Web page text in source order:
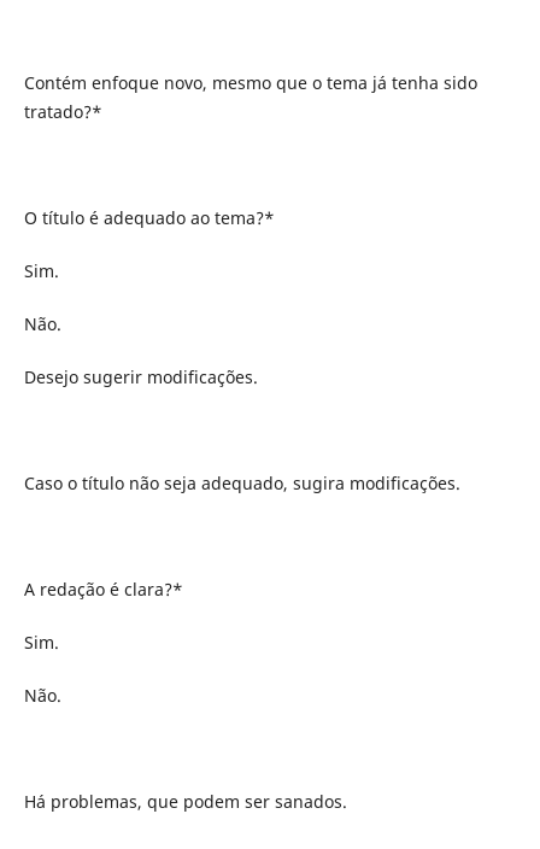
Contém enfoque novo, mesmo que o tema já tenha sido
tratado?*
O título é adequado ao tema?*
Sim.
Não.
Desejo sugerir modificações.
Caso o título não seja adequado, sugira modificações.
A redação é clara?*
Sim.
Não.
Há problemas, que podem ser sanados.